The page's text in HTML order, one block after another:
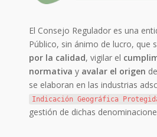
El Consejo Regulador es una
Público, sin ánimo de lucro, que
por la calidad, vigilar el
normativa y avalar el origen
se elaboran en las industrias
Indicación Geográfica
gestión de dichas